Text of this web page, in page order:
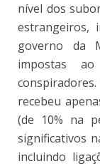
nível dos
estrangeiros,
governo da
impostas
recebeu
(de 10% na
significativos
incluindo